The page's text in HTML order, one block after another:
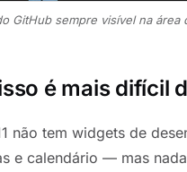
GitHub sempre visível na
é mais difícil
não tem widgets de
e calendário — mas